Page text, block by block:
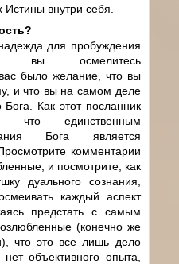
внутри себя.
для пробуждения
вы осмелитесь
вас было желание, что вы
и что вы на самом деле
Как этот посланник
единственным
Бога является
комментарии
и посмотрите, как
дуального сознания,
каждый аспект
предстать с самым
(конечно же
что это все лишь дело
объективного опыта,